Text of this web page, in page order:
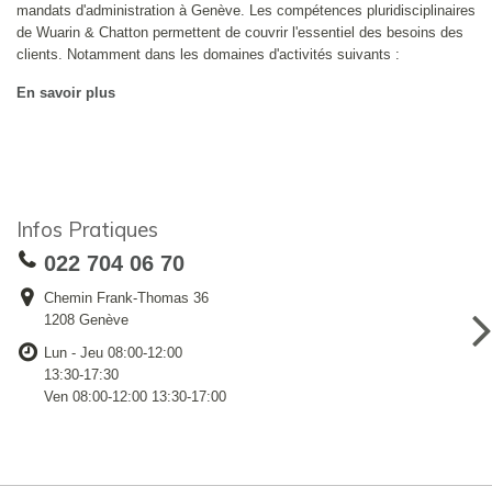
mandats d'administration à Genève. Les compétences pluridisciplinaires
de Wuarin & Chatton permettent de couvrir l'essentiel des besoins des
clients. Notamment dans les domaines d'activités suivants :
En savoir plus
Infos Pratiques
022 704 06 70
Chemin Frank-Thomas 36
1208 Genève
Lun - Jeu 08:00-12:00
13:30-17:30
Ven 08:00-12:00 13:30-17:00